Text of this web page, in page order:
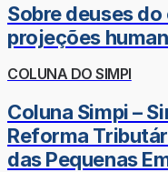
Sobre deuses
projeções
COLUNA DO SIMPI
Coluna Simpi –
Reforma
das Pequenas